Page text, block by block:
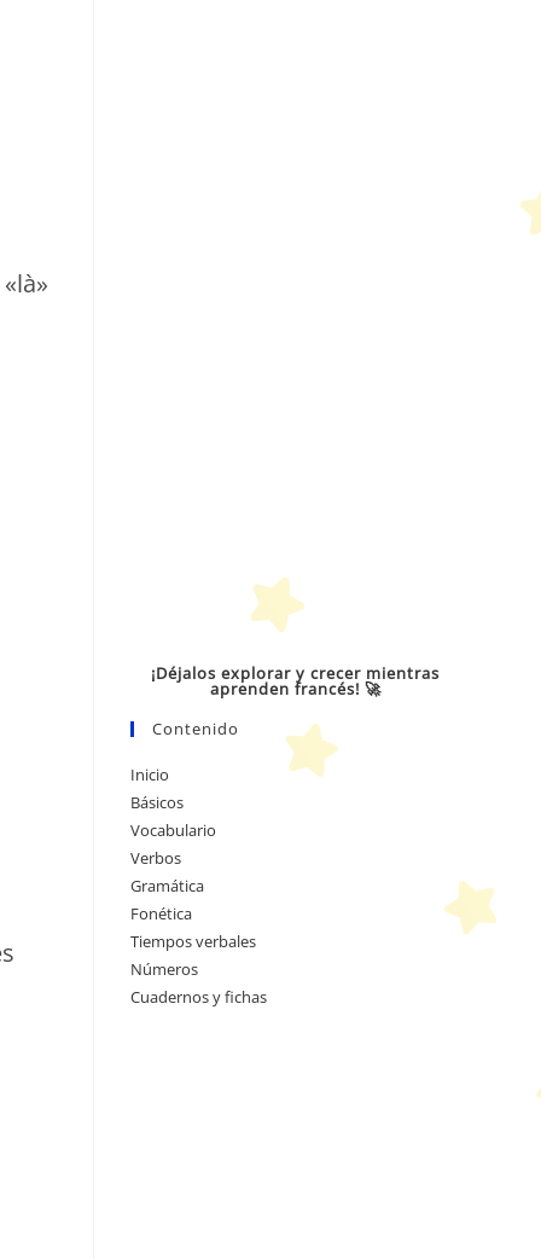
¡Déjalos explorar y crecer mientras
aprenden francés! 🚀
Contenido
Inicio
Básicos
Vocabulario
Verbos
Gramática
Fonética
Tiempos verbales
Números
Cuadernos y fichas